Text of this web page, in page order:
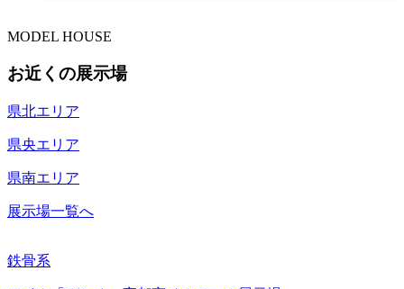
MODEL HOUSE
お近くの展示場
県北エリア
県央エリア
県南エリア
展示場一覧へ
鉄骨系